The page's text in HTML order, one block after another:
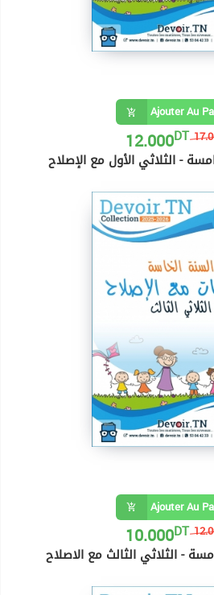
Ajouter Au
12.000DT
- الثلاثي الأول مع الإصلاح
Ajouter Au
10.000DT
- الثلاثي الثالث مع الاصلاح